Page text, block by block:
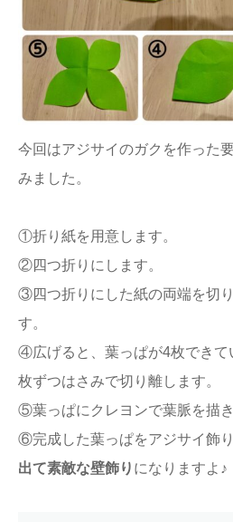
今回はアジサイのガクを作った
みました。
①折り紙を用意します。
②四つ折りにします。
③四つ折りにした紙の両端を切
す。
④広げると、葉っぱが4枚できて
枚ずつはさみで切り離します。
⑤葉っぱにクレヨンで葉脈を描き
⑥完成した葉っぱをアジサイ飾り
出て素敵な壁飾り になりますよ♪